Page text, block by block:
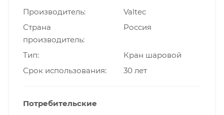
Производитель
Valtec
Страна
производитель
Россия
Тип
Кран шаровой
Срок использования
30 лет
Потребительские